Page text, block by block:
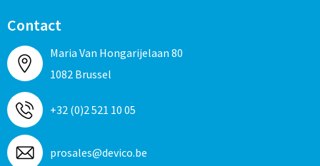
Contact
Maria Van Hongarijelaan 80
1082 Brussel
+32 (0)2 521 10 05
prosales@devico.be